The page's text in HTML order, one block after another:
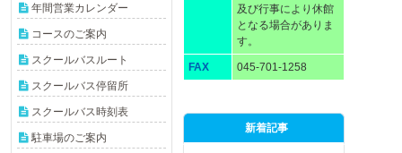
及び行事により休館
となる場合がありま
す。
FAX 045-701-1258
年間営業カレンダー
コースのご案内
スクールバスルート
スクールバス停留所
スクールバス時刻表
駐車場のご案内
新着記事